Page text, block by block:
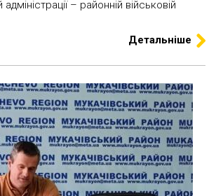
– районній військовій
Детальніше